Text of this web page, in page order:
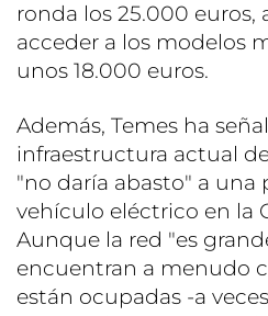
ronda los 25.000 euros,
acceder a los modelos
unos 18.000 euros.
Además, Temes ha
infraestructura actual
"no daría abasto" a una
vehículo eléctrico en la
Aunque la red "es
encuentran a menudo
están ocupadas -a